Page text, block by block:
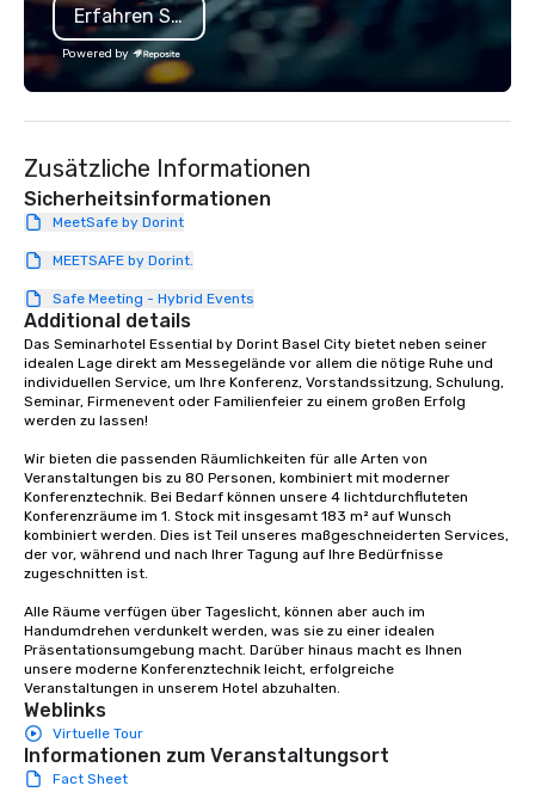
substantive, and uniquely rooted in
the Valley. Ideal for groups of 10–200.
Fully customizable by industry,
seniority, and objectives.
advanced quality
today’s fast-paced
Erfahren Sie mehr
Powered by
Zusätzliche Informationen
Sicherheitsinformationen
MeetSafe by Dorint
MEETSAFE by Dorint.
Safe Meeting - Hybrid Events
Additional details
Das Seminarhotel Essential by Dorint Basel City bietet neben seiner
idealen Lage direkt am Messegelände vor allem die nötige Ruhe und
individuellen Service, um Ihre Konferenz, Vorstandssitzung, Schulung,
Seminar, Firmenevent oder Familienfeier zu einem großen Erfolg
werden zu lassen!
Wir bieten die passenden Räumlichkeiten für alle Arten von
Veranstaltungen bis zu 80 Personen, kombiniert mit moderner
Konferenztechnik. Bei Bedarf können unsere 4 lichtdurchfluteten
Konferenzräume im 1. Stock mit insgesamt 183 m² auf Wunsch
kombiniert werden. Dies ist Teil unseres maßgeschneiderten Services,
der vor, während und nach Ihrer Tagung auf Ihre Bedürfnisse
zugeschnitten ist.
Alle Räume verfügen über Tageslicht, können aber auch im
Handumdrehen verdunkelt werden, was sie zu einer idealen
Präsentationsumgebung macht. Darüber hinaus macht es Ihnen
unsere moderne Konferenztechnik leicht, erfolgreiche
Veranstaltungen in unserem Hotel abzuhalten.
Weblinks
Virtuelle Tour
Informationen zum Veranstaltungsort
Fact Sheet